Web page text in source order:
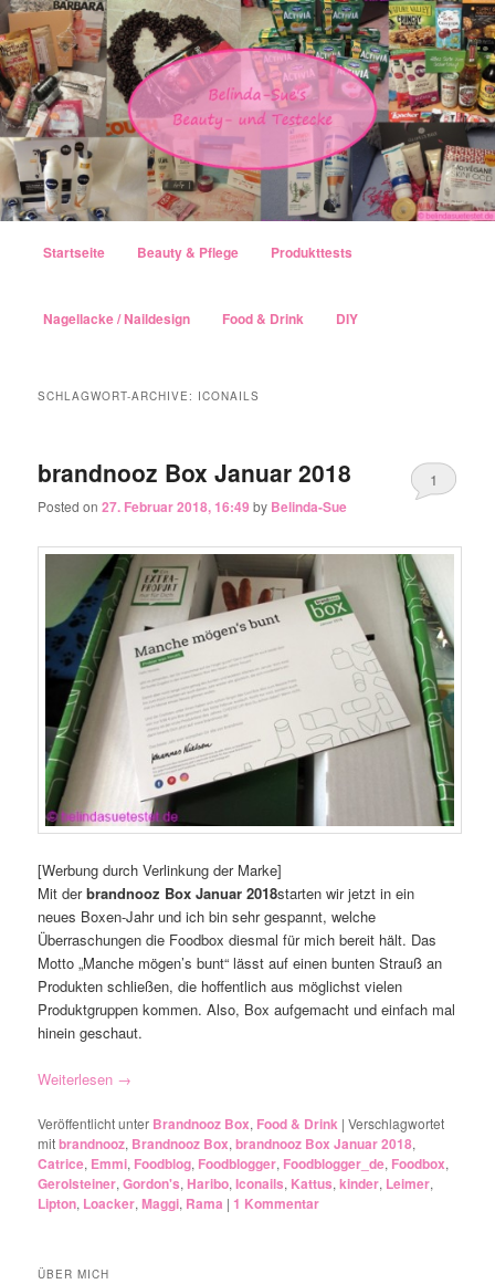
Zum Inhalt wechseln
Zum sekundären Inhalt wechseln
Startseite Beauty & Pflege Produkttests
Nagellacke / Naildesign Food & Drink DIY
SCHLAGWORT-ARCHIVE: ICONAILS
brandnooz Box Januar 2018
Posted on27. Februar 2018, 16:49 by Belinda-Sue
1
[Werbung durch Verlinkung der Marke]
Mit derbrandnooz Box Januar 2018starten wir jetzt in ein
neues Boxen-Jahr und ich bin sehr gespannt, welche
Überraschungen die Foodbox diesmal für mich bereit hält. Das
Motto „Manche mögen’s bunt“ lässt auf einen bunten Strauß an
Produkten schließen, die hoffentlich aus möglichst vielen
Produktgruppen kommen. Also, Box aufgemacht und einfach mal
hinein geschaut.
Weiterlesen →
Veröffentlicht unter Brandnooz Box, Food & Drink |Verschlagwortet
mitbrandnooz, Brandnooz Box,brandnooz Box Januar 2018,
Catrice, Emmi, Foodblog, Foodblogger, Foodblogger_de, Foodbox,
Gerolsteiner,Gordon's,Haribo,Iconails, Kattus,kinder, Leimer,
Lipton, Loacker,Maggi, Rama |1 Kommentar
ÜBER MICH